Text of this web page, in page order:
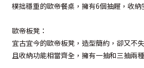
樸拙穩重的歐帝餐桌，擁有6個抽屜，收
歐帝板凳：
宜古宜今的歐帝板凳，造型簡約，卻又不
且收納功能相當齊全，擁有一抽和三抽兩